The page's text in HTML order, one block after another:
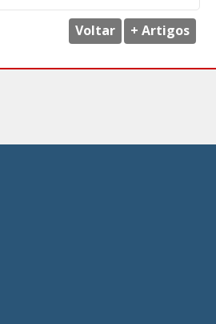
Voltar + Artigos